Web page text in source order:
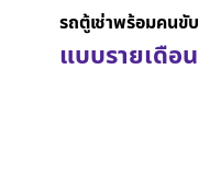
รถตู้เช่าพร้อมคนขับ
แบบรายเดือน